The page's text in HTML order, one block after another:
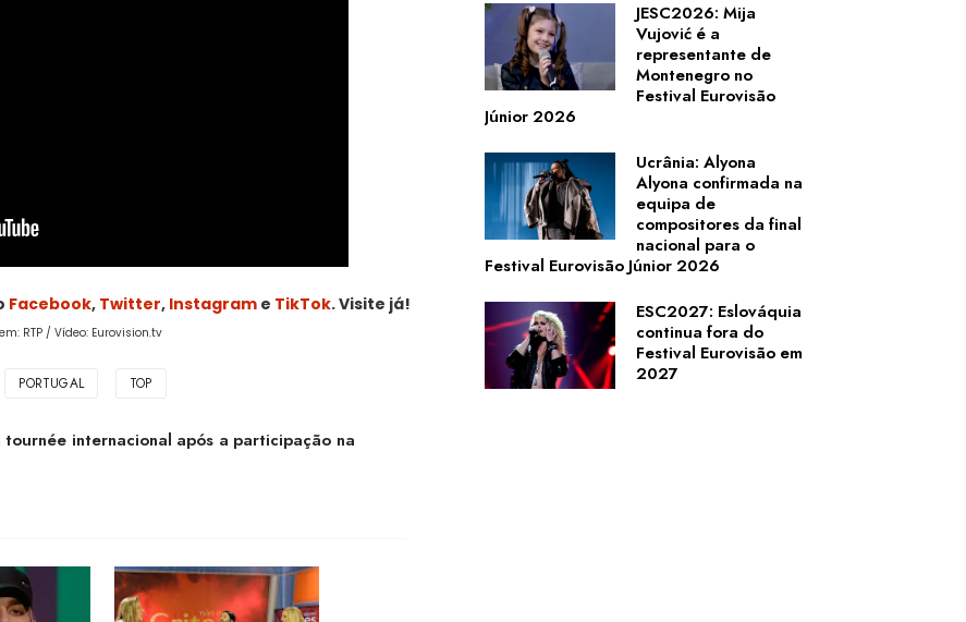
Facebook, Twitter, Instagrame TikTok. Visite já!
RTP / Vídeo: Eurovision.tv
PORTUGAL TOP
tournée internacional após a participação na
JESC2026: Mija
Vujović é a
representante de
Montenegro no
Festival Eurovisão
Júnior 2026
Ucrânia: Alyona
Alyona confirmada na
equipa de
compositores da final
nacional para o
Festival Eurovisão Júnior 2026
ESC2027: Eslováquia
continua fora do
Festival Eurovisão em
2027